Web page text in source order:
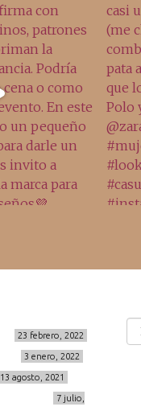
23 febrero, 2022
3 enero, 2022
13 agosto, 2021
7 julio,